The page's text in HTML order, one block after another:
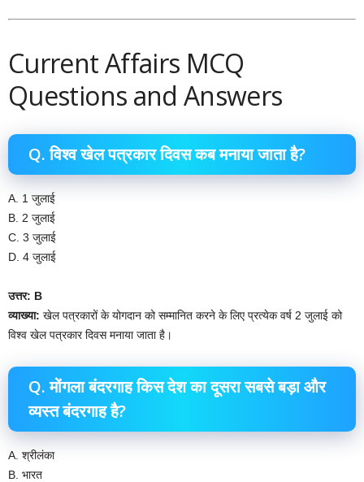
Current Affairs MCQ
Questions and Answers
Q. विश्व खेल पत्रकार दिवस कब मनाया जाता है?
A. 1 जुलाई
B. 2 जुलाई
C. 3 जुलाई
D. 4 जुलाई
उत्तर: B
व्याख्या: खेल पत्रकारों के योगदान को सम्मानित करने के लिए प्रत्येक वर्ष 2 जुलाई को
विश्व खेल पत्रकार दिवस मनाया जाता है।
Q. मोंगला बंदरगाह किस देश का दूसरा सबसे बड़ा और
व्यस्त बंदरगाह है?
A. श्रीलंका
B. भारत